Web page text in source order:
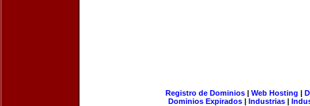
Registro de Dominios| Web Hosting |
Dominios Expirados | Industrias |